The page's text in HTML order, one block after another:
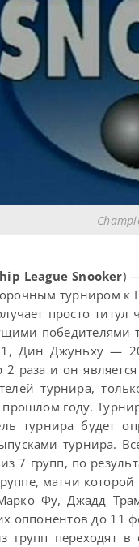
League Snooker)
турниром к
просто
Дин Джуньху —
раза и он
турнира,
году.
турнира будет
турнира.
7 групп, по
матчи
Фу, Джадд
оппонентов до 11
групп переходят